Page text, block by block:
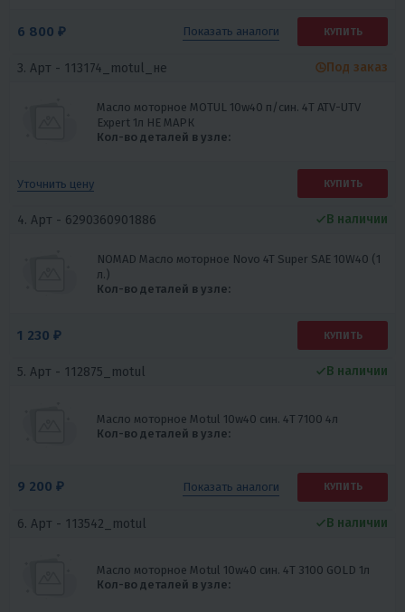
6 800 ₽ Показать аналоги КУПИТЬ
3. Арт - 113174_motul_не
Масло моторное MOTUL 10w40 п/син. 4Т ATV-UTV
Expert 1л НЕ МАРК
Кол-во деталей в узле:
Под заказ
Уточнить цену КУПИТЬ
4. Арт - 6290360901886
NOMAD Масло моторное Novo 4T Super SAE 10W40 (1
л.)
Кол-во деталей в узле:
В наличии
1 230 ₽ КУПИТЬ
5. Арт - 112875_motul
Масло моторное Motul 10w40 син. 4Т 7100 4л
Кол-во деталей в узле:
В наличии
9 200 ₽ Показать аналоги КУПИТЬ
6. Арт - 113542_motul
Масло моторное Motul 10w40 син. 4Т 3100 GOLD 1л
Кол-во деталей в узле:
В наличии